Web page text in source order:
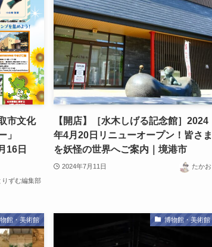
市文化
」
16日
りずむ編集部
【開店】［水木しげる記念館］2024
年4月20日リニューオープン！皆さま
を妖怪の世界へご案内｜境港市
2024年7月11日 たかお
館・美術館 博物館・美術館